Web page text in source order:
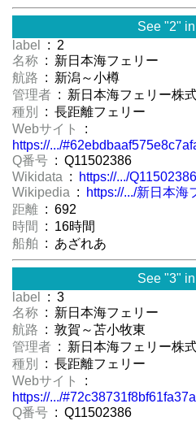
See "2"
label
: 2
名称 : 新日本海フェリー
航路 : 新潟～小樽
管理者 : 新日本海フェリー株
種別
: 長距離フェリー
Webサイト
:
https://.../
Q番号 : Q11502386
Wikidata :
https://.../Q11502386
Wikipedia :
https://.../新日本海
距離 : 692
時間
: 16時間
船舶 : あざれあ
See "3"
label
: 3
名称 : 新日本海フェリー
航路 : 敦賀～苫小牧東
管理者 : 新日本海フェリー株
種別
: 長距離フェリー
Webサイト
:
https://.../
Q番号 : Q11502386